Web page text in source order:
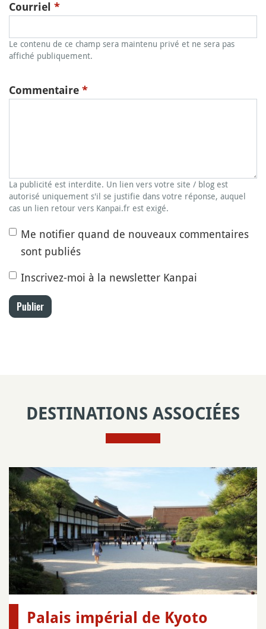
Courriel *
Le contenu de ce champ sera maintenu privé et ne sera pas
affiché publiquement.
Commentaire *
La publicité est interdite. Un lien vers votre site / blog est
autorisé uniquement s'il se justifie dans votre réponse, auquel
cas un lien retour vers Kanpai.fr est exigé.
Me notifier quand de nouveaux commentaires
sont publiés
Inscrivez-moi à la newsletter Kanpai
Publier
DESTINATIONS ASSOCIÉES
Palais impérial de Kyoto